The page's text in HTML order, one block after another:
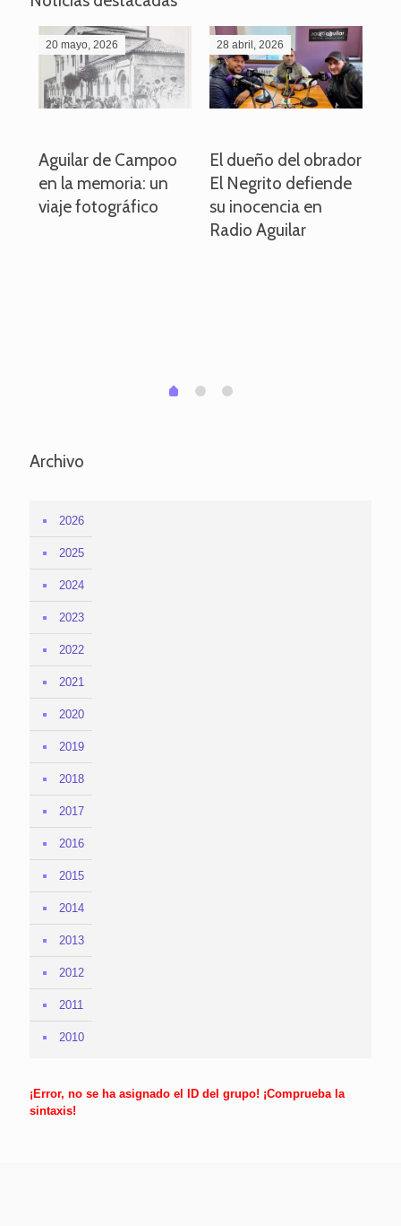
20 mayo, 2026
Aguilar de Campoo
en la memoria: un
viaje fotográfico
28 abril, 2026
El dueño del obrador
El Negrito defiende
su inocencia en
Radio Aguilar
0 1 2
Archivo
2026
2025
2024
2023
2022
2021
2020
2019
2018
2017
2016
2015
2014
2013
2012
2011
2010
¡Error, no se ha asignado el ID del grupo! ¡Comprueba la
sintaxis!